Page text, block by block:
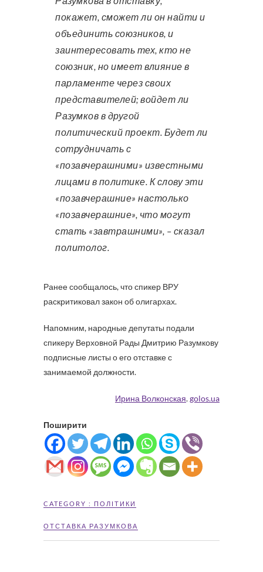
покажет, сможет ли он найти и
объединить союзников, и
заинтересовать тех, кто не
союзник, но имеет влияние в
парламенте через своих
представителей; войдет ли
Разумков в другой
политический проект. Будет ли
сотрудничать с
«позавчерашними» известными
лицами в политике. К слову эти
«позавчерашние» настолько
«позавчерашние», что могут
стать «завтрашними», – сказал
политолог.
Ранее сообщалось, что спикер ВРУ
раскритиковал закон об олигархах.
Напомним, народные депутаты подали
спикеру Верховной Рады Дмитрию Разумкову
подписные листы о его отставке с
занимаемой должности.
Ирина Волконская.golos.ua
Поширити
CATEGORY : ПОЛІТИКИ
ОТСТАВКА РАЗУМКОВА